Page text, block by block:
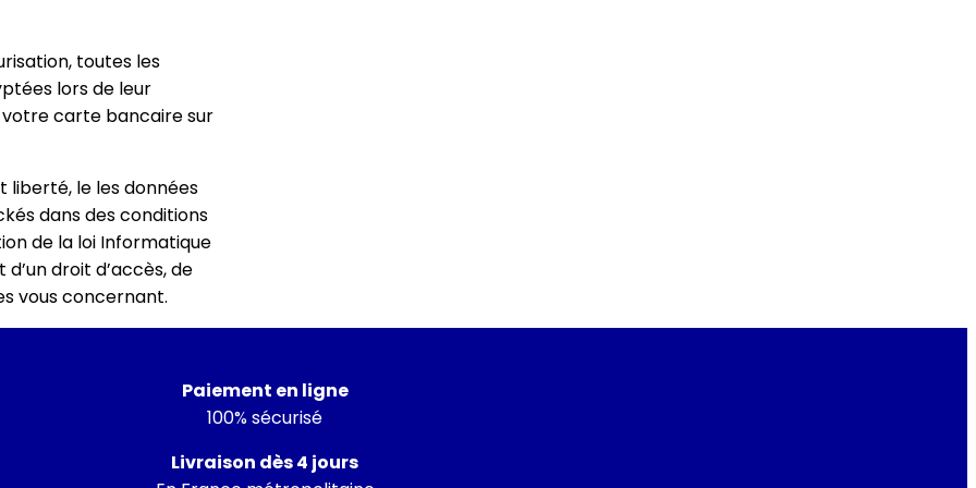
toutes les
lors de leur
votre carte bancaire sur
liberté, le les données
dans des conditions
de la loi Informatique
droit d’accès, de
vous concernant.
Paiement en ligne
100% sécurisé
Livraison dès 4 jours